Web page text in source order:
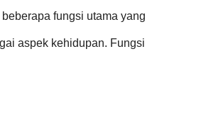
fungsi utama yang
aspek kehidupan. Fungsi